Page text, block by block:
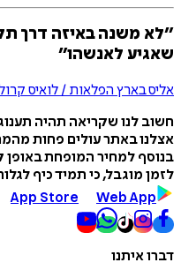
״לא משנה באיזה דרך
שאגיע לאנשהו״
אליס בארץ הפלאות / לואיס
חשוב לנו שקריאה תהיה
אצלנו באתר עולים פחות
בנוסף למחיר המופחת באופן
לזמן מוגבל, כי תמיד כיף
App Store Web App
דברו איתנו